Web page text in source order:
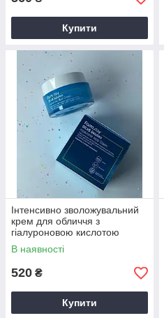
Купити
Інтенсивно зволожувальний
крем для обличчя з
гіалуроновою кислотою
FarmStay DR.V8 Solution
Hyaluronic Acid Cream, 50
В наявності
520 ₴
Купити